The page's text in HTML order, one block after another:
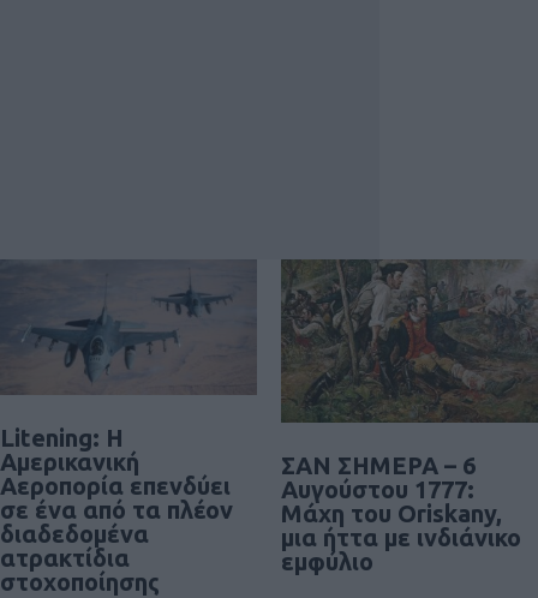
Litening: Η
Αμερικανική
Αεροπορία επενδύει
σε ένα από τα πλέον
διαδεδομένα
ατρακτίδια
στοχοποίησης
ΣΑΝ ΣΗΜΕΡΑ – 6
Αυγούστου 1777:
Μάχη του Oriskany,
μια ήττα με ινδιάνικο
εμφύλιο